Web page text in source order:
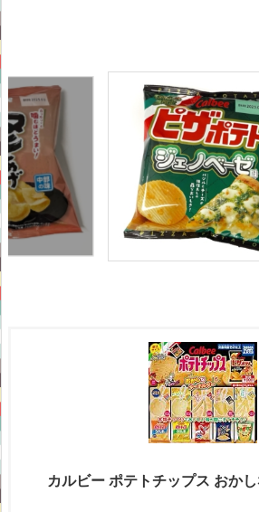
カルビー ポテトチップス おか